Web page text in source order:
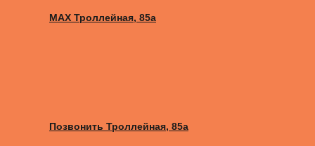
MAX Троллейная, 85а
Позвонить Троллейная, 85а